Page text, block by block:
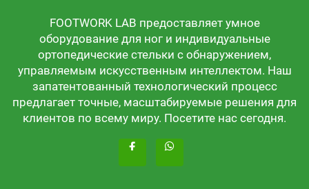
FOOTWORK LAB предоставляет умное
оборудование для ног и индивидуальные
ортопедические стельки с обнаружением,
управляемым искусственным интеллектом. Наш
запатентованный технологический процесс
предлагает точные, масштабируемые решения для
клиентов по всему миру. Посетите нас сегодня.